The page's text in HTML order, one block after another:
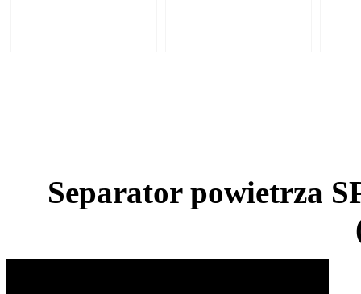
Separator powietrza